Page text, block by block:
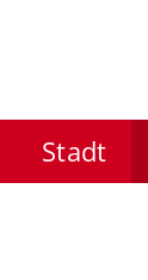
Stadt